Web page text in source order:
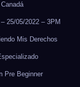
25/05/2022 – 3PM
Mis Derechos
Pre Beginner